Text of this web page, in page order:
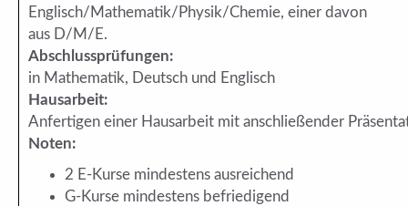
Englisch/Mathematik/Physik/Chemie, einer davon
aus D/M/E.
Abschlussprüfungen:
in Mathematik, Deutsch und Englisch
Hausarbeit:
Anfertigen einer Hausarbeit mit anschließender
Noten:
2 E-Kurse mindestens ausreichend
G-Kurse mindestens befriedigend